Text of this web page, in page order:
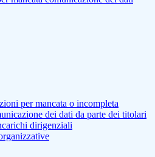
per mancata o incompleta
dei dati da parte dei titolari
dirigenziali